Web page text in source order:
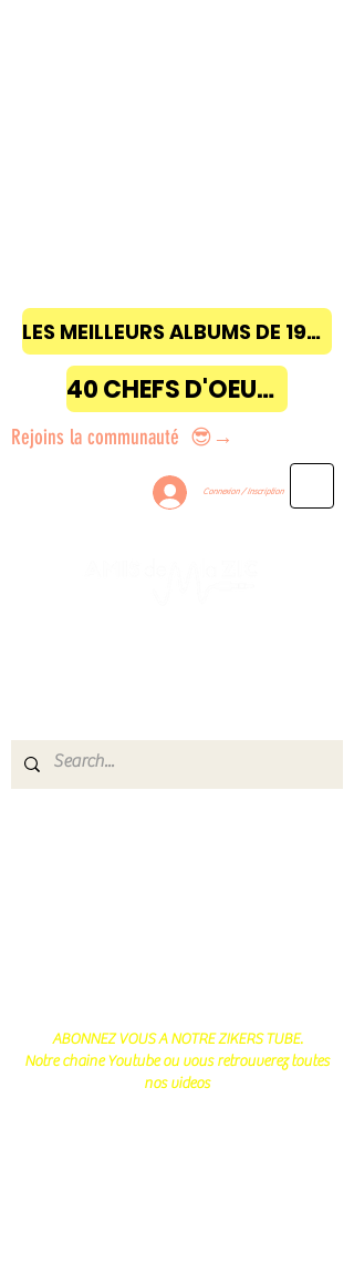
LES MEILLEURS ALBUMS DE 1968 à 2018
40 CHEFS D'OEUVRE
Rejoins la communauté 😎→
Connexion / Inscription
ABONNEZ VOUS A NOTRE ZIKERS TUBE.
Notre chaine Youtube ou vous retrouverez toutes
nos videos